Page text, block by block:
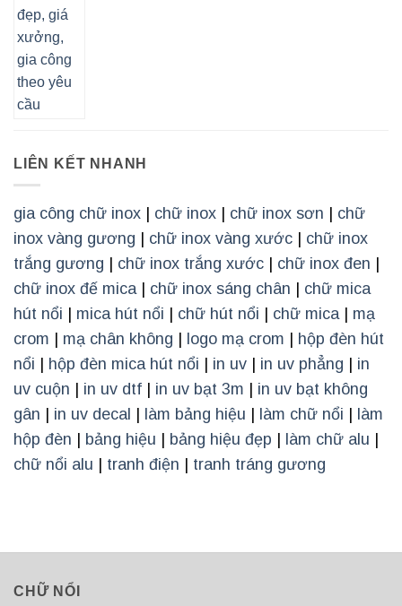
LIÊN KẾT NHANH
gia công chữ inox chữ inox chữ inox sơn
chữ
inox vàng gương
chữ inox vàng xước
chữ inox
trắng gương
chữ inox trắng xước chữ inox đen
chữ inox đế mica| chữ inox sáng chân
chữ mica
hút nổi
mica hút nổi chữ hút nổi chữ mica| mạ
crom
mạ chân không logo mạ crom
hộp đèn hút
nổi
hộp đèn mica hút nổi in uv in uv phẳng
in
uv cuộn
in uv dtf in uv bạt 3m
in uv bạt không
gân
in uv decal làm bảng hiệu làm chữ nổi
làm
hộp đèn
bảng hiệu bảng hiệu đẹp làm chữ alu
chữ nổi alu
tranh điện tranh tráng gương
CHỮ NỔI